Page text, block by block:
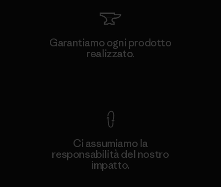
Garantiamo ogni prodotto
realizzato.
Ci assumiamo la
responsabilità del nostro
impatto.